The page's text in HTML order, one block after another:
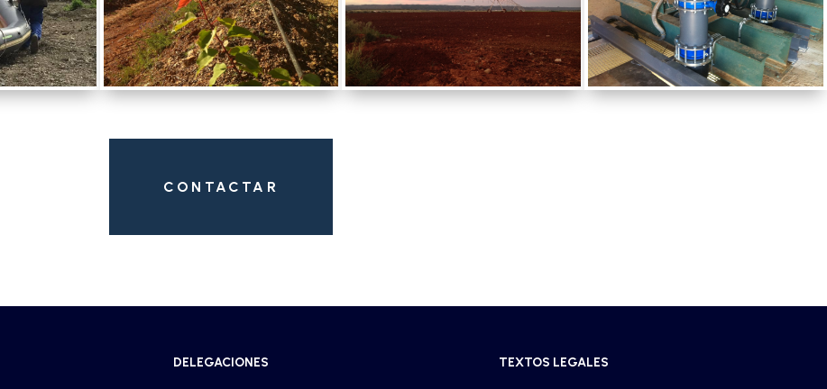
CONTACTAR
DELEGACIONES TEXTOS LEGALES